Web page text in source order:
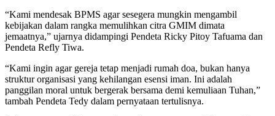
“Kami mendesak BPMS agar sesegera mungkin mengambil
kebijakan dalam rangka memulihkan citra GMIM dimata
jemaatnya,” ujarnya didampingi Pendeta Ricky Pitoy Tafuama dan
Pendeta Refly Tiwa.
“Kami ingin agar gereja tetap menjadi rumah doa, bukan hanya
struktur organisasi yang kehilangan esensi iman. Ini adalah
panggilan moral untuk bergerak bersama demi kemuliaan Tuhan,”
tambah Pendeta Tedy dalam pernyataan tertulisnya.